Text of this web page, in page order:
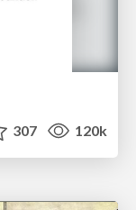
307 120k